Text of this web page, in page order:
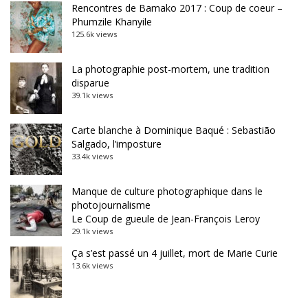
Rencontres de Bamako 2017 : Coup de coeur –
Phumzile Khanyile
125.6k views
La photographie post-mortem, une tradition
disparue
39.1k views
Carte blanche à Dominique Baqué : Sebastião
Salgado, l’imposture
33.4k views
Manque de culture photographique dans le
photojournalisme
Le Coup de gueule de Jean-François Leroy
29.1k views
Ça s’est passé un 4 juillet, mort de Marie Curie
13.6k views